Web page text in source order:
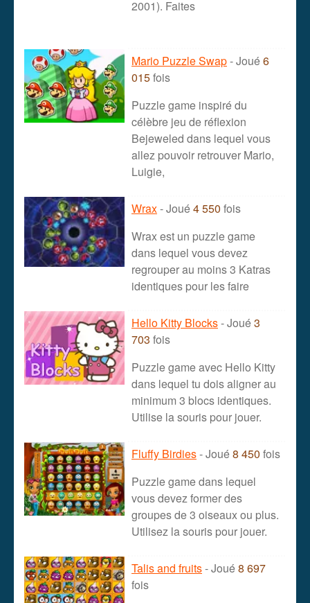
2001). Faites
Mario Puzzle Swap- Joué6
015fois
Puzzle game inspiré du
célèbre jeu de réflexion
Bejeweled dans lequel vous
allez pouvoir retrouver Mario,
Luigie,
Wrax- Joué4 550 fois
Wrax est un puzzle game
dans lequel vous devez
regrouper au moins 3 Katras
identiques pour les faire
Hello Kitty Blocks- Joué3
703 fois
Puzzle game avec Hello Kitty
dans lequel tu dois aligner au
minimum 3 blocs identiques.
Utilise la souris pour jouer.
Fluffy Birdies- Joué8 450 fois
Puzzle game dans lequel
vous devez former des
groupes de 3 oiseaux ou plus.
Utilisez la souris pour jouer.
Talis and fruits- Joué8 697
fois